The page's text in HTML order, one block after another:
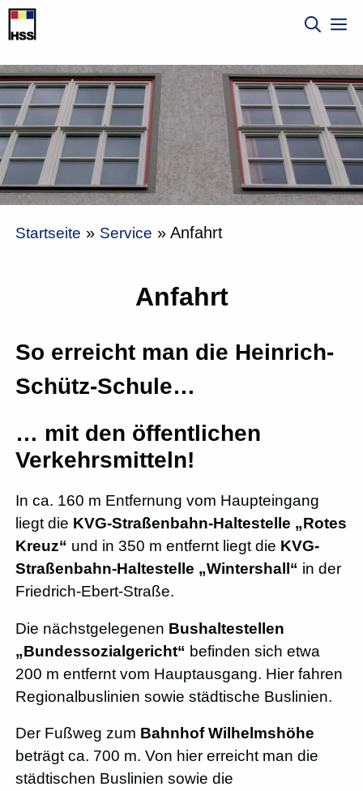
Zum
Inhalt
Startseite » Service »Anfahrt
Anfahrt
So erreicht man die Heinrich-
Schütz-Schule…
… mit den öffentlichen
Verkehrsmitteln!
In ca. 160 m Entfernung vom Haupteingang
liegt die KVG-Straßenbahn-Haltestelle „Rotes
Kreuz“ und in 350 m entfernt liegt die KVG-
Straßenbahn-Haltestelle „Wintershall“ in der
Friedrich-Ebert-Straße.
Die nächstgelegenen Bushaltestellen
„Bundessozialgericht“ befinden sich etwa
200 m entfernt vom Hauptausgang. Hier fahren
Regionalbuslinien sowie städtische Buslinien.
Der Fußweg zum Bahnhof Wilhelmshöhe
beträgt ca. 700 m. Von hier erreicht man die
städtischen Buslinien sowie die